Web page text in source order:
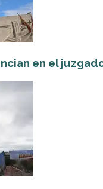
en el